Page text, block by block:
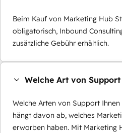
Beim Kauf von Marketing Hub
obligatorisch, Inbound
zusätzliche Gebühr erhältlich.
Welche Art von
Welche Arten von Support
hängt davon ab, welches
erworben haben. Mit Marketing